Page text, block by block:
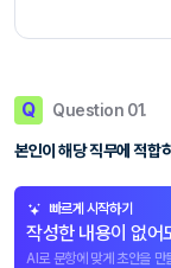
Q Question 01.
본인이 해당 직무에 적합
빠르게 시작하기
작성한 내용이 없어
AI로 문항에 맞게 초안을 만